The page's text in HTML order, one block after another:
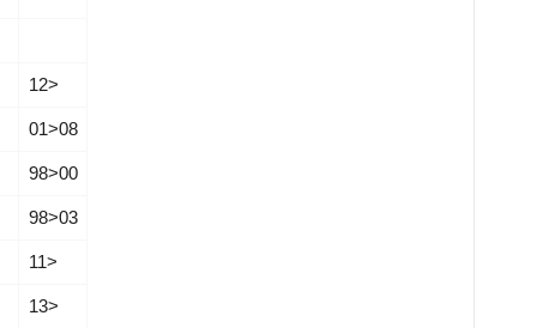
12­­>
01­­>08
98­­>00
98­­>03
11­­>
13­­>